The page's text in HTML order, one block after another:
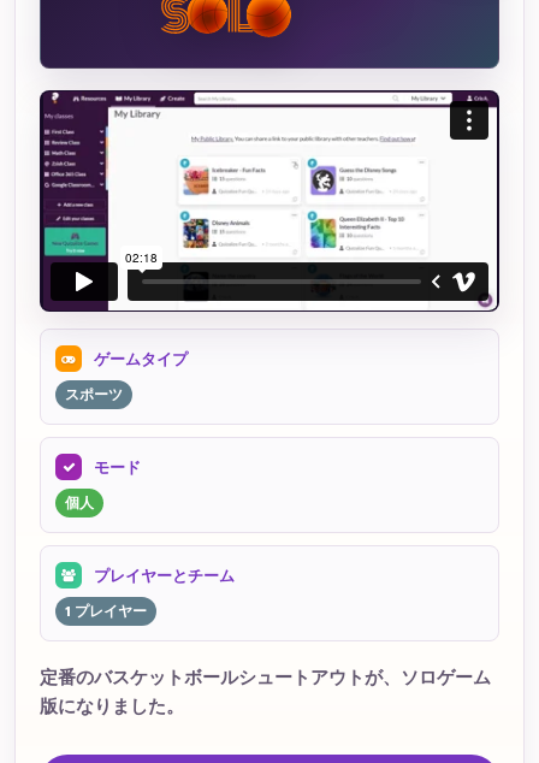
ゲームタイプ
スポーツ
モード
個人
プレイヤーとチーム
1 プレイヤー
定番のバスケットボールシュートアウトが、ソロゲーム
版になりました。